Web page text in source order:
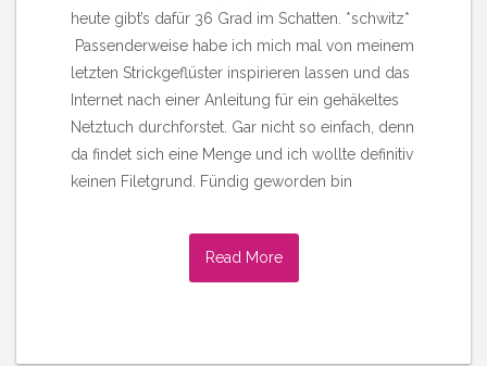
heute gibt’s dafür 36 Grad im Schatten. *schwitz*
Passenderweise habe ich mich mal von meinem
letzten Strickgeflüster inspirieren lassen und das
Internet nach einer Anleitung für ein gehäkeltes
Netztuch durchforstet. Gar nicht so einfach, denn
da findet sich eine Menge und ich wollte definitiv
keinen Filetgrund. Fündig geworden bin
Read More